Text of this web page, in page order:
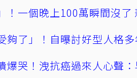
！一個晚上100萬瞬間沒了
夠了」！自曝討好型人格
爆哭！洩抗癌過來人心聲